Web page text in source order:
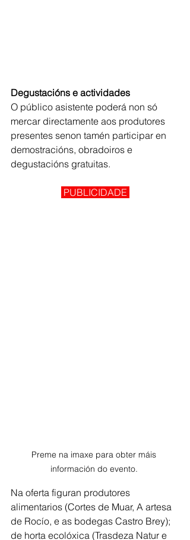
Degustacións e actividades
O público asistente poderá non só
mercar directamente aos produtores
presentes senon tamén participar en
demostracións, obradoiros e
degustacións gratuitas.
PUBLICIDADE
Preme na imaxe para obter máis
información do evento.
Na oferta figuran produtores
alimentarios (Cortes de Muar, A artesa
de Rocío, e as bodegas Castro Brey);
de horta ecolóxica (Trasdeza Natur e